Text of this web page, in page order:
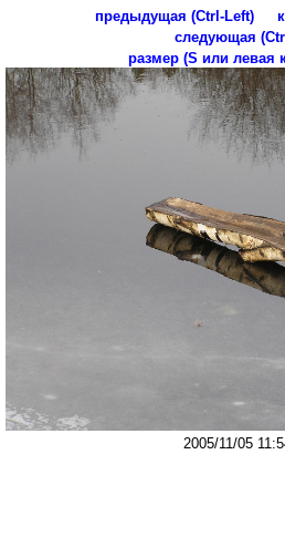
предыдущая (Ctrl-Left)
следующая
размер (S или левая
2005/11/05